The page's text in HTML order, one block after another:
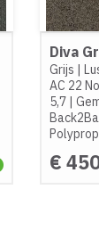
Diva
Grijs |
AC 22
5,7|
€